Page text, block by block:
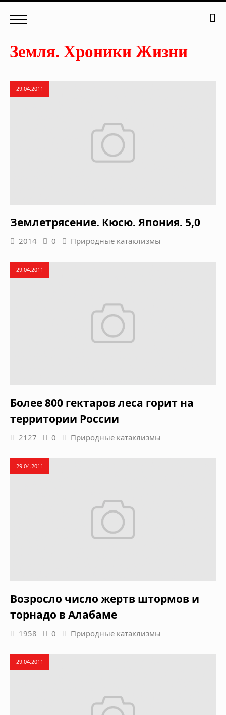
29.04.2011
Землетрясение. Кюсю. Япония. 5,0
2014 0 Природные катаклизмы
29.04.2011
Более 800 гектаров леса горит на
территории России
2127 0 Природные катаклизмы
29.04.2011
Возросло число жертв штормов и
торнадо в Алабаме
1958 0 Природные катаклизмы
29.04.2011